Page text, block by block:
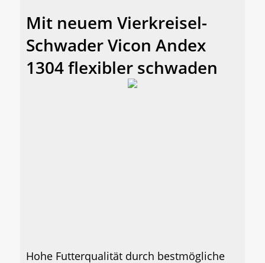
Mit neuem Vierkreisel-
Schwader Vicon Andex
1304 flexibler schwaden
Hohe Futterqualität durch bestmögliche